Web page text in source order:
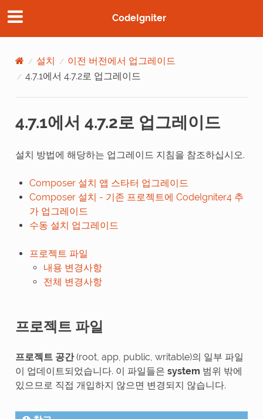
CodeIgniter
설치
이전 버전에서 업그레이드
4.7.1에서 4.7.2로 업그레이드
4.7.1에서 4.7.2로 업그레이드
설치 방법에 해당하는 업그레이드 지침을 참조하십시오.
Composer 설치 앱 스타터 업그레이드
Composer 설치 - 기존 프로젝트에 CodeIgniter4 추
가 업그레이드
수동 설치 업그레이드
프로젝트 파일
내용 변경사항
전체 변경사항
프로젝트 파일
프로젝트 공간(root, app, public, writable)의 일부 파일
이 업데이트되었습니다. 이 파일들은 system 범위 밖에
있으므로 직접 개입하지 않으면 변경되지 않습니다.